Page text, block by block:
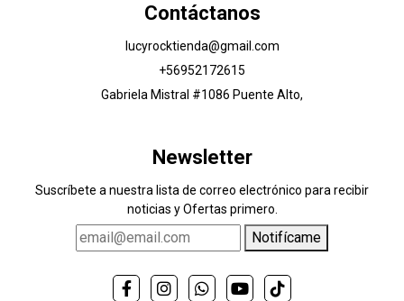
Contáctanos
lucyrocktienda@gmail.com
+56952172615
Gabriela Mistral #1086 Puente Alto,
Newsletter
Suscríbete a nuestra lista de correo electrónico para recibir
noticias y Ofertas primero.
Notifícame